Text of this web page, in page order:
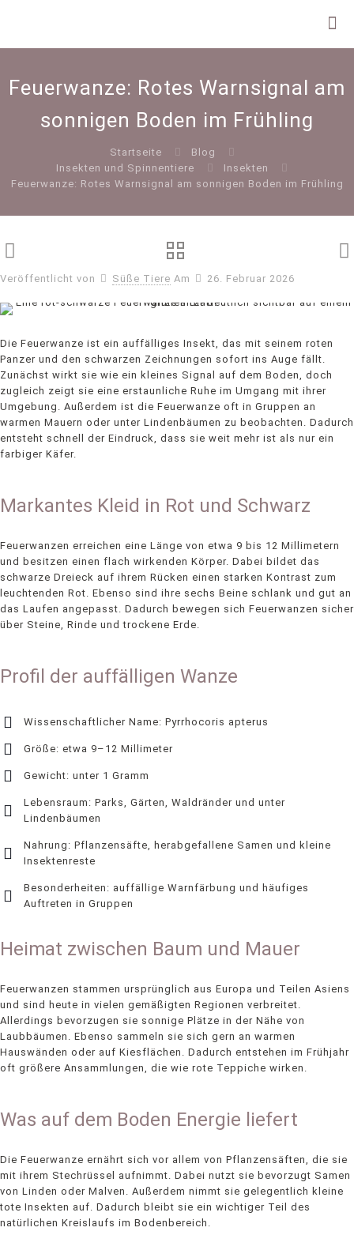
Feuerwanze: Rotes Warnsignal am
sonnigen Boden im Frühling
Startseite
Blog
Insekten und Spinnentiere
Insekten
Feuerwanze: Rotes Warnsignal am sonnigen Boden im Frühling
Veröffentlicht von Süße Tiere Am 26. Februar 2026
Die Feuerwanze ist ein auffälliges Insekt, das mit seinem roten
Panzer und den schwarzen Zeichnungen sofort ins Auge fällt.
Zunächst wirkt sie wie ein kleines Signal auf dem Boden, doch
zugleich zeigt sie eine erstaunliche Ruhe im Umgang mit ihrer
Umgebung. Außerdem ist die Feuerwanze oft in Gruppen an
warmen Mauern oder unter Lindenbäumen zu beobachten. Dadurch
entsteht schnell der Eindruck, dass sie weit mehr ist als nur ein
farbiger Käfer.
Markantes Kleid in Rot und Schwarz
Feuerwanzen erreichen eine Länge von etwa 9 bis 12 Millimetern
und besitzen einen flach wirkenden Körper. Dabei bildet das
schwarze Dreieck auf ihrem Rücken einen starken Kontrast zum
leuchtenden Rot. Ebenso sind ihre sechs Beine schlank und gut an
das Laufen angepasst. Dadurch bewegen sich Feuerwanzen sicher
über Steine, Rinde und trockene Erde.
Profil der auffälligen Wanze
Wissenschaftlicher Name: Pyrrhocoris apterus
Größe: etwa 9–12 Millimeter
Gewicht: unter 1 Gramm
Lebensraum: Parks, Gärten, Waldränder und unter
Lindenbäumen
Nahrung: Pflanzensäfte, herabgefallene Samen und kleine
Insektenreste
Besonderheiten: auffällige Warnfärbung und häufiges
Auftreten in Gruppen
Heimat zwischen Baum und Mauer
Feuerwanzen stammen ursprünglich aus Europa und Teilen Asiens
und sind heute in vielen gemäßigten Regionen verbreitet.
Allerdings bevorzugen sie sonnige Plätze in der Nähe von
Laubbäumen. Ebenso sammeln sie sich gern an warmen
Hauswänden oder auf Kiesflächen. Dadurch entstehen im Frühjahr
oft größere Ansammlungen, die wie rote Teppiche wirken.
Was auf dem Boden Energie liefert
Die Feuerwanze ernährt sich vor allem von Pflanzensäften, die sie
mit ihrem Stechrüssel aufnimmt. Dabei nutzt sie bevorzugt Samen
von Linden oder Malven. Außerdem nimmt sie gelegentlich kleine
tote Insekten auf. Dadurch bleibt sie ein wichtiger Teil des
natürlichen Kreislaufs im Bodenbereich.